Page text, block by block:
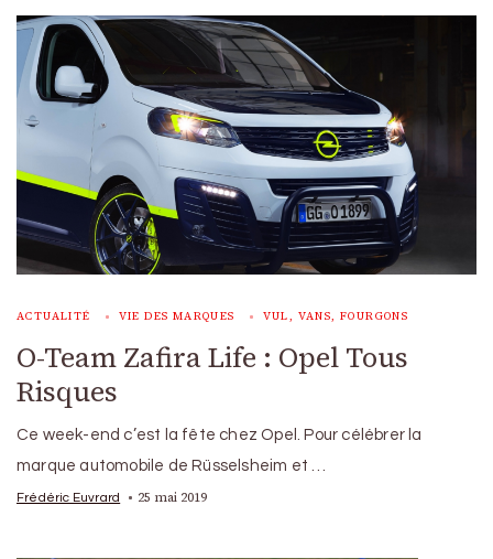
ACTUALITÉ VIE DES MARQUES VUL, VANS, FOURGONS
O-Team Zafira Life : Opel Tous
Risques
Ce week-end c’est la fête chez Opel. Pour célébrer la
marque automobile de Rüsselsheim et …
Frédéric Euvrard 25 mai 2019